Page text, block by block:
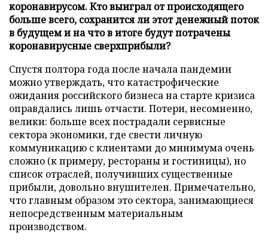
коронавирусом. Кто выиграл от происходящего
больше всего, сохранится ли этот денежный поток
в будущем и на что в итоге будут потрачены
коронавирусные сверхприбыли?
Спустя полтора года после начала пандемии
можно утверждать, что катастрофические
ожидания российского бизнеса на старте кризиса
оправдались лишь отчасти. Потери, несомненно,
велики: больше всех пострадали сервисные
сектора экономики, где свести личную
коммуникацию с клиентами до минимума очень
сложно (к примеру, рестораны и гостиницы), но
список отраслей, получивших существенные
прибыли, довольно внушителен. Примечательно,
что главным образом это сектора, занимающиеся
непосредственным материальным
производством.